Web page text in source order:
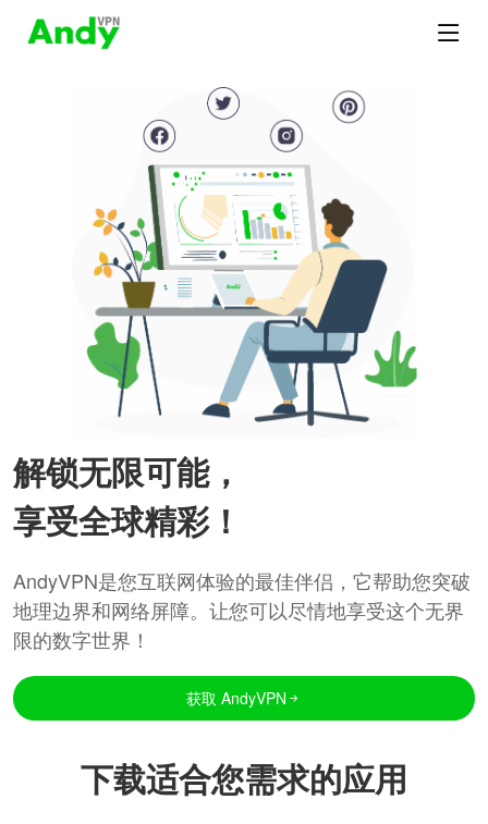
解锁无限可能，
享受全球精彩！
AndyVPN是您互联网体验的最佳伴侣，它帮助您突破
地理边界和网络屏障。让您可以尽情地享受这个无界
限的数字世界！
获取 AndyVPN
下载适合您需求的应用